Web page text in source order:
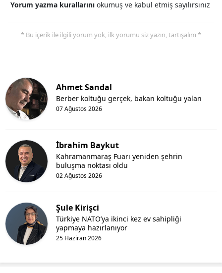
Yorum yazma kurallarını okumuş ve kabul etmiş sayılırsınız
* Bu içerik ile ilgili yorum yok, ilk yorumu siz yazın, tartışalım *
Ahmet Sandal
07 Ağustos 2026
Berber koltuğu gerçek, bakan koltuğu yalan
İbrahim Baykut
02 Ağustos 2026
Kahramanmaraş Fuarı yeniden şehrin
buluşma noktası oldu
Şule Kirişci
25 Haziran 2026
Türkiye NATO’ya ikinci kez ev sahipliği
yapmaya hazırlanıyor